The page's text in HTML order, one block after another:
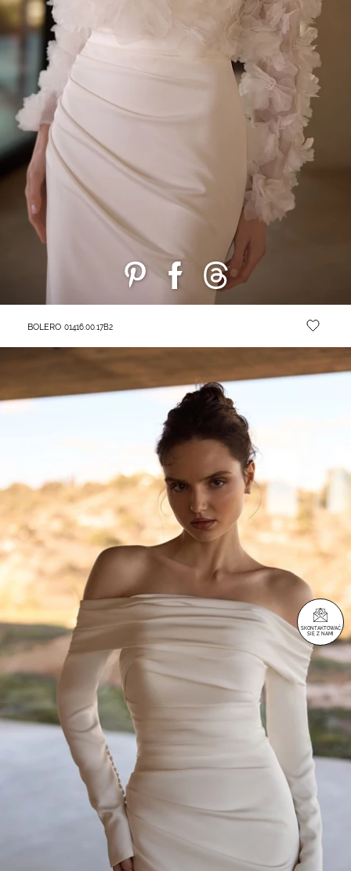
BOLERO 01416.00.17B2
SKONTAKTOWAĆ
SIĘ Z NAMI